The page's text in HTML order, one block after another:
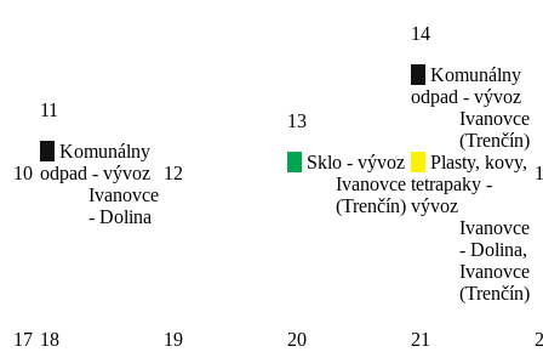
10
11
Komunálny
odpad - vývoz
Ivanovce
- Dolina
12
13
Sklo - vývoz
Ivanovce
(Trenčín)
14
Komunálny
odpad - vývoz
Ivanovce
(Trenčín)
Plasty, kovy,
tetrapaky -
vývoz
Ivanovce
- Dolina,
Ivanovce
(Trenčín)
17 18 19 20 21